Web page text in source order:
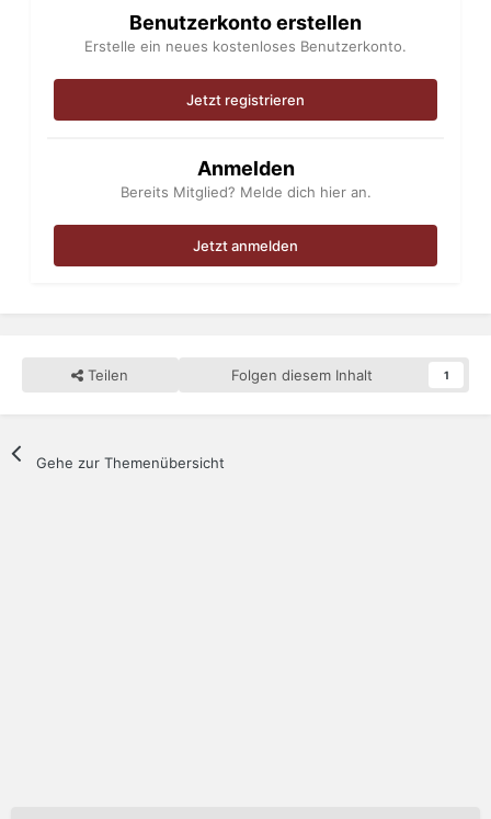
Benutzerkonto erstellen
Erstelle ein neues kostenloses Benutzerkonto.
Jetzt registrieren
Anmelden
Bereits Mitglied? Melde dich hier an.
Jetzt anmelden
Teilen Folgen diesem Inhalt 1
Gehe zur Themenübersicht